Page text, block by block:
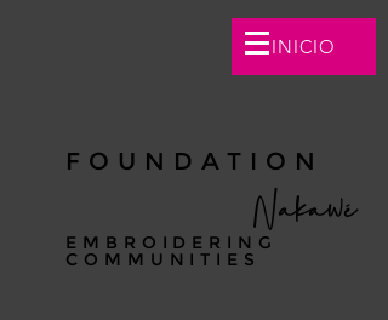
INICIO
FOUNDATION
Nakawé
EMBROIDERING
COMMUNITIES